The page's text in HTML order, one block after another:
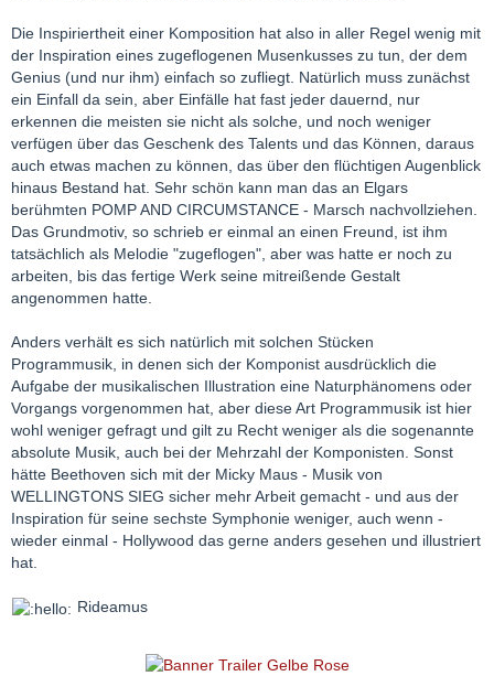
Die Inspiriertheit einer Komposition hat also in aller Regel wenig mit
der Inspiration eines zugeflogenen Musenkusses zu tun, der dem
Genius (und nur ihm) einfach so zufliegt. Natürlich muss zunächst
ein Einfall da sein, aber Einfälle hat fast jeder dauernd, nur
erkennen die meisten sie nicht als solche, und noch weniger
verfügen über das Geschenk des Talents und das Können, daraus
auch etwas machen zu können, das über den flüchtigen Augenblick
hinaus Bestand hat. Sehr schön kann man das an Elgars
berühmten POMP AND CIRCUMSTANCE - Marsch nachvollziehen.
Das Grundmotiv, so schrieb er einmal an einen Freund, ist ihm
tatsächlich als Melodie "zugeflogen", aber was hatte er noch zu
arbeiten, bis das fertige Werk seine mitreißende Gestalt
angenommen hatte.
Anders verhält es sich natürlich mit solchen Stücken
Programmusik, in denen sich der Komponist ausdrücklich die
Aufgabe der musikalischen Illustration eine Naturphänomens oder
Vorgangs vorgenommen hat, aber diese Art Programmusik ist hier
wohl weniger gefragt und gilt zu Recht weniger als die sogenannte
absolute Musik, auch bei der Mehrzahl der Komponisten. Sonst
hätte Beethoven sich mit der Micky Maus - Musik von
WELLINGTONS SIEG sicher mehr Arbeit gemacht - und aus der
Inspiration für seine sechste Symphonie weniger, auch wenn -
wieder einmal - Hollywood das gerne anders gesehen und illustriert
hat.
Rideamus